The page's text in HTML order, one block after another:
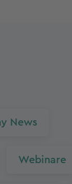
News
Webinare